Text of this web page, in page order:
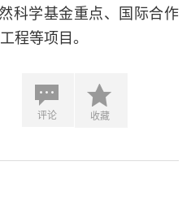
科学基金重点、国际合作
程等项目。
评论 收藏